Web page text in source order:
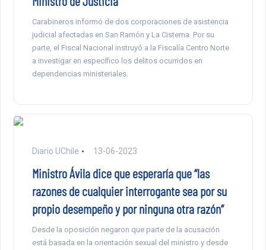
Carabineros informó de dos corporaciones de asistencia
judicial afectadas en San Ramón y La Cisterna. Por su
parte, el Fiscal Nacional instruyó a la Fiscalía Centro Norte
a investigar en específico los delitos ocurridos en
dependencias ministeriales.
Diario UChile 13-06-2023
Ministro Ávila dice que esperaría que “las
razones de cualquier interrogante sea por su
propio desempeño y por ninguna otra razón”
Desde la oposición negaron que parte de la acusación
está basada en la orientación sexual del ministro y desde